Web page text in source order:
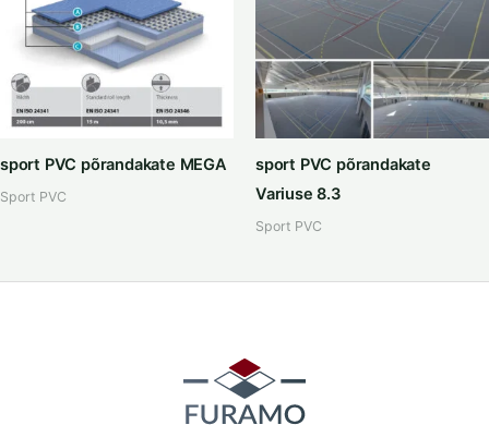
sport PVC põrandakate MEGA
Sport PVC
sport PVC põrandakate
Variuse 8.3
Sport PVC